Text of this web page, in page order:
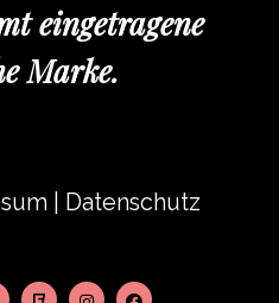
eingetragene
Marke.
Datenschutz